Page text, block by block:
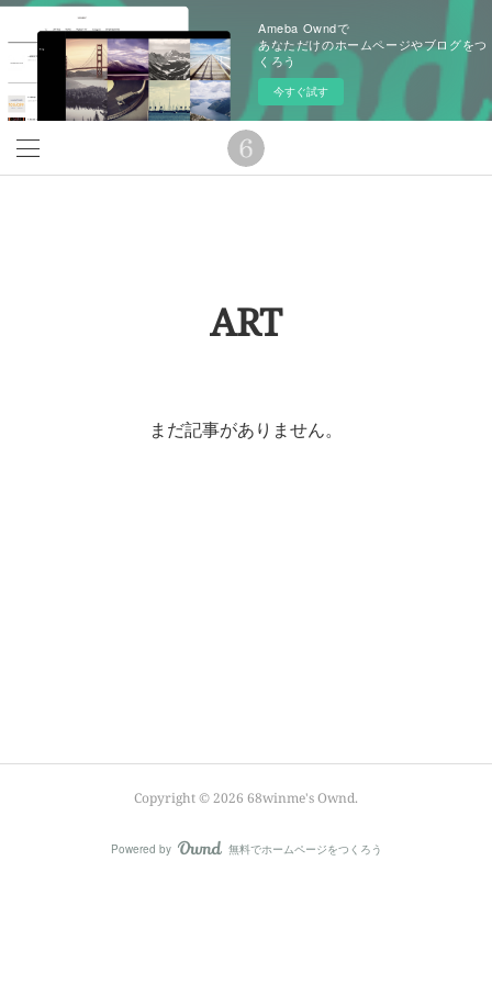
Ameba Owndで
あなただけのホームページやブログをつ
くろう
今すぐ試す
ART
まだ記事がありません。
Copyright ©2026 68winme's Ownd.
Powered by AmebaOwnd
無料でホームページをつくろう